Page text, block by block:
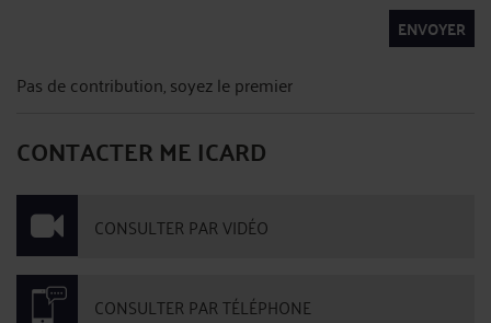
ENVOYER
Pas de contribution, soyez le premier
CONTACTER ME ICARD
CONSULTER PAR VIDÉO
CONSULTER PAR TÉLÉPHONE